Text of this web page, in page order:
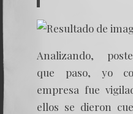
Analizando,
que paso, yo
empresa fue
ellos se dieron